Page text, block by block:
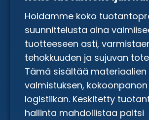
Hoidamme koko
suunnittelusta aina
tuotteeseen asti,
tehokkuuden ja sujuvan
Tämä sisältää materiaalien
valmistuksen,
logistiikan. Keskitetty
hallinta mahdollistaa paitsi